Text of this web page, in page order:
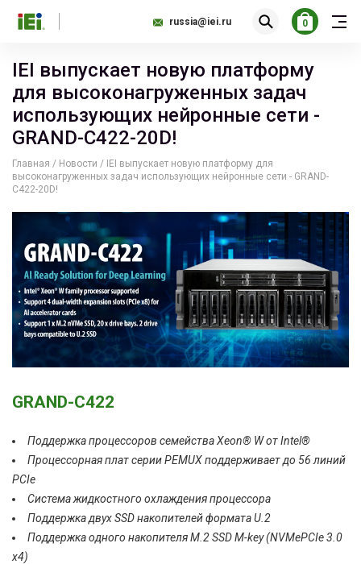
russia@iei.ru 0
IEI выпускает новую платформу
для высоконагруженных задач
использующих нейронные сети -
GRAND-C422-20D!
Главная / Новости / IEI выпускает новую платформу для
высоконагруженных задач использующих нейронные сети - GRAND-
C422-20D!
GRAND-C422
Поддержка процессоров семейства Xeon® W от Intel®
Процессорная плат серии PEMUX поддерживает до 56 линий
PCIe
Система жидкостного охлаждения процессора
Поддержка двух SSD накопителей формата U.2
Поддержка одного накопителя M.2 SSD M-key (NVMePCIe 3.0
x4)